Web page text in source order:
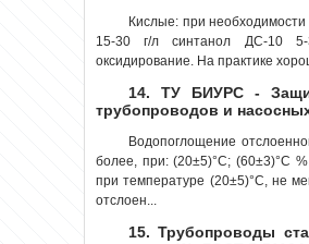
Кислые: при
15-30 г/л синтанол ДС-10 5-
оксидирование. На практике
14. ТУ БИУРС -
трубопроводов и
Водопоглощение
более, при: (20±5)°С; (60±3)°С
при температуре (20±5)°С, не
отслоен...
15. Трубопроводы